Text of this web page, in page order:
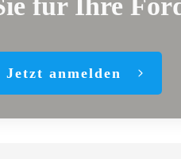
Jetzt anmelden